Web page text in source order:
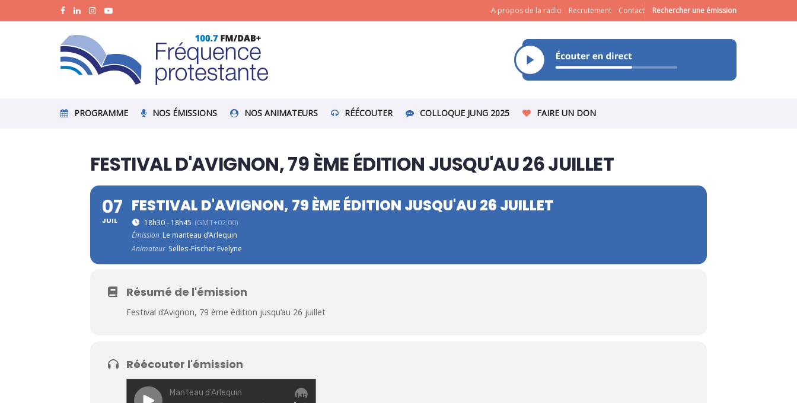
A propos de la radio Recrutement Contact Rechercher une émission
PROGRAMME NOS ÉMISSIONS NOS ANIMATEURS RÉÉCOUTER COLLOQUE JUNG 2025 FAIRE UN DON
FESTIVAL D'AVIGNON, 79 ÈME ÉDITION JUSQU'AU 26 JUILLET
07
JUIL
FESTIVAL D'AVIGNON, 79 ÈME ÉDITION JUSQU'AU 26 JUILLET
18h30 - 18h45 (GMT+02:00)
Émission Le manteau d’Arlequin
Animateur Selles-Fischer Evelyne
Résumé de l'émission
Festival d’Avignon, 79 ème édition jusqu’au 26 juillet
Réécouter l'émission